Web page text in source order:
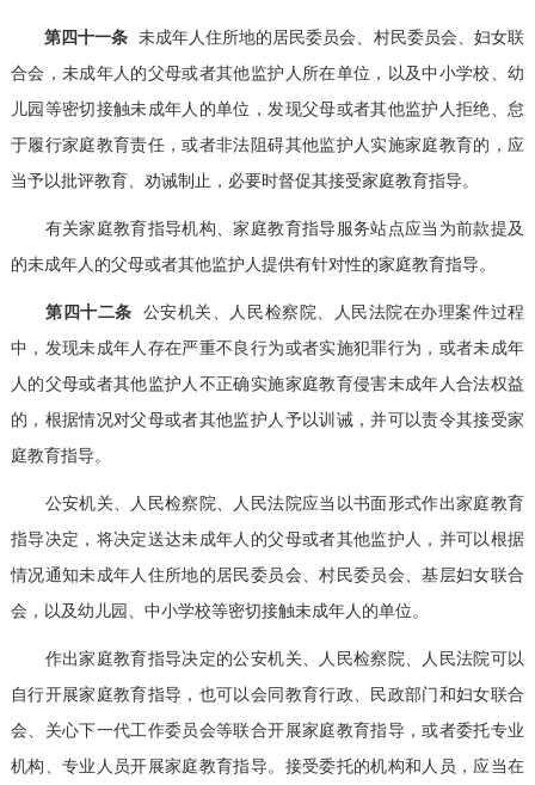
第四十一条 未成年人住所地的居民委员会、村民委员会、妇女联
合会，未成年人的父母或者其他监护人所在单位，以及中小学校、幼
儿园等密切接触未成年人的单位，发现父母或者其他监护人拒绝、怠
于履行家庭教育责任，或者非法阻碍其他监护人实施家庭教育的，应
当予以批评教育、劝诫制止，必要时督促其接受家庭教育指导。
有关家庭教育指导机构、家庭教育指导服务站点应当为前款提及
的未成年人的父母或者其他监护人提供有针对性的家庭教育指导。
第四十二条 公安机关、人民检察院、人民法院在办理案件过程
中，发现未成年人存在严重不良行为或者实施犯罪行为，或者未成年
人的父母或者其他监护人不正确实施家庭教育侵害未成年人合法权益
的，根据情况对父母或者其他监护人予以训诫，并可以责令其接受家
庭教育指导。
公安机关、人民检察院、人民法院应当以书面形式作出家庭教育
指导决定，将决定送达未成年人的父母或者其他监护人，并可以根据
情况通知未成年人住所地的居民委员会、村民委员会、基层妇女联合
会，以及幼儿园、中小学校等密切接触未成年人的单位。
作出家庭教育指导决定的公安机关、人民检察院、人民法院可以
自行开展家庭教育指导，也可以会同教育行政、民政部门和妇女联合
会、关心下一代工作委员会等联合开展家庭教育指导，或者委托专业
机构、专业人员开展家庭教育指导。接受委托的机构和人员，应当在